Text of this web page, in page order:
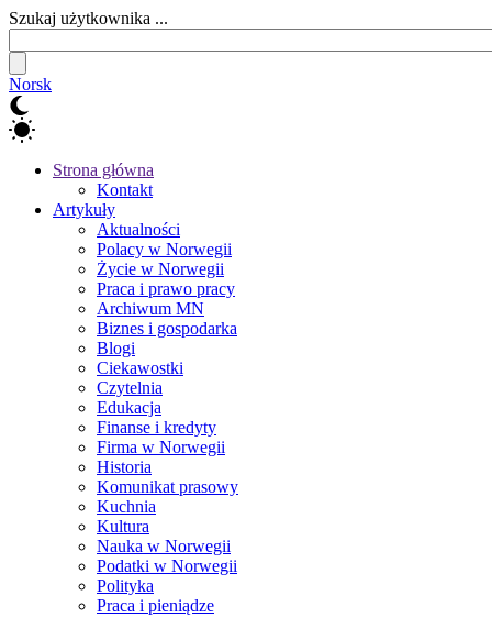
Szukaj użytkownika ...
Norsk
Strona główna
Kontakt
Artykuły
Aktualności
Polacy w Norwegii
Życie w Norwegii
Praca i prawo pracy
Archiwum MN
Biznes i gospodarka
Blogi
Ciekawostki
Czytelnia
Edukacja
Finanse i kredyty
Firma w Norwegii
Historia
Komunikat prasowy
Kuchnia
Kultura
Nauka w Norwegii
Podatki w Norwegii
Polityka
Praca i pieniądze